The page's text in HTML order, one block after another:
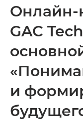
Онлайн-
GAC
и